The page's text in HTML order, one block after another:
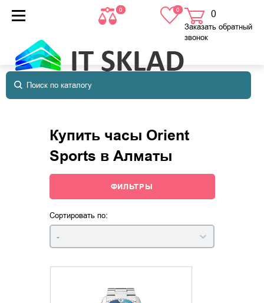
0 0 0
в корзине
Заказать обратный
звонок
Купить часы Orient
Sports в Алматы
ФИЛЬТРЫ
Сортировать по:
-
ДОБАВИТЬ В КОРЗИНУ